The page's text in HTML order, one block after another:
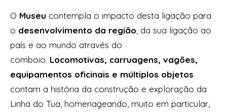
O Museu contempla o impacto desta ligação para
o desenvolvimento da região , da sua ligação ao
país e ao mundo através do
comboio. Locomotivas, carruagens, vagões,
equipamentos oficinais e múltiplos objetos
contam a história da construção e exploração da
Linha do Tua, homenageando, muito em particular,